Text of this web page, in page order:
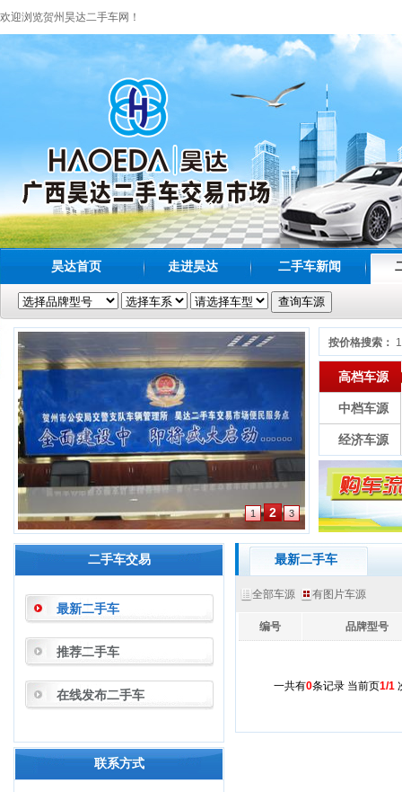
欢迎浏览贺州昊达二手车网！
昊达首页 走进昊达 二手车新闻
1 2 3
按价格搜索：
高档车源
中档车源
经济车源
二手车交易
最新二手车
推荐二手车
在线发布二手车
联系方式
最新二手车
全部车源 有图片车源
编号 品牌型号
一共有0条记录 当前页1/1